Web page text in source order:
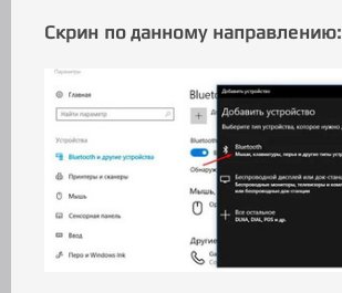
Скрин по данному направлению: